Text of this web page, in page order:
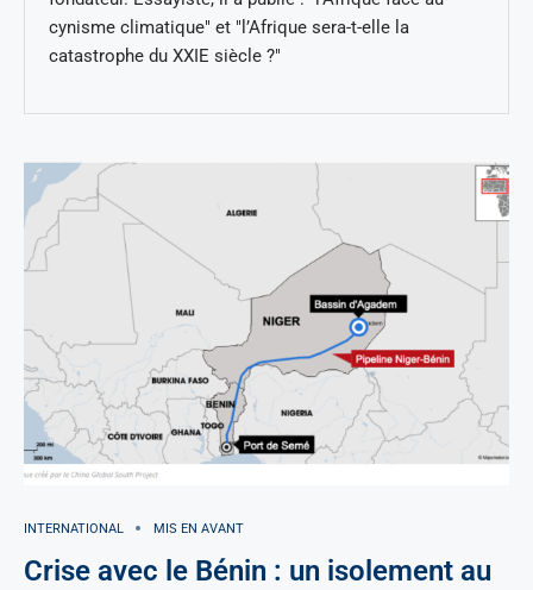
cynisme climatique" et "l’Afrique sera-t-elle la
catastrophe du XXIE siècle ?"
INTERNATIONAL MIS EN AVANT
Crise avec le Bénin : un isolement au